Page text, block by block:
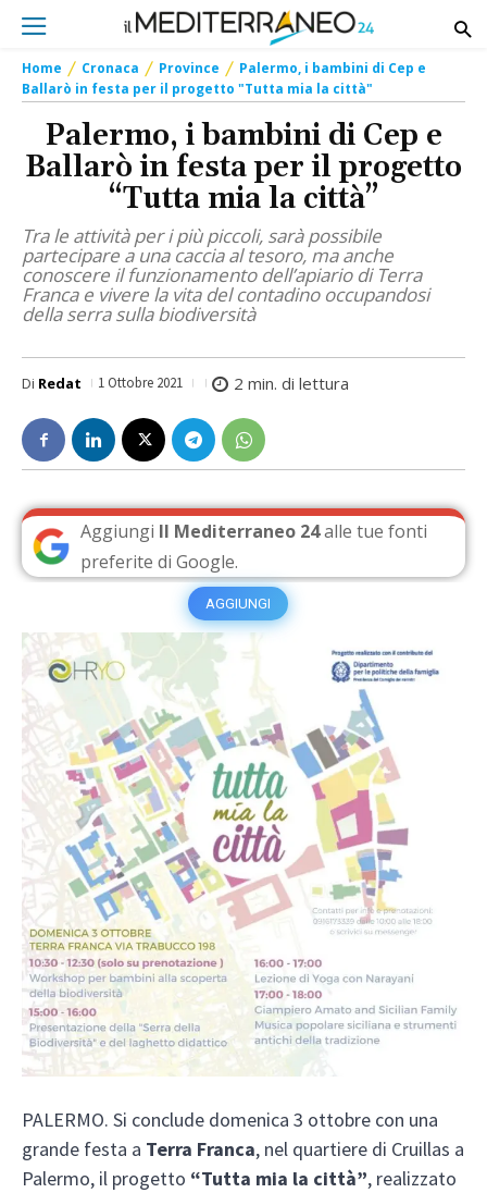
Home Cronaca Province
Palermo, i bambini di Cep e
Ballarò in festa per il progetto "Tutta mia la città"
Palermo, i bambini di Cep e
Ballarò in festa per il progetto
“Tutta mia la città”
Tra le attività per i più piccoli, sarà possibile
partecipare a una caccia al tesoro, ma anche
conoscere il funzionamento dell’apiario di Terra
Franca e vivere la vita del contadino occupandosi
della serra sulla biodiversità
Di Redat 1 Ottobre 2021 2 min. di lettura
Aggiungi Il Mediterraneo 24alle tue fonti
preferite di Google.
AGGIUNGI
PALERMO. Si conclude domenica 3 ottobre con una
grande festa a Terra Franca, nel quartiere di Cruillas a
Palermo, il progetto “Tutta mia la città”, realizzato